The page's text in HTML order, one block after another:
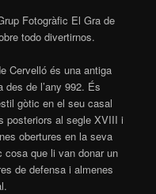
Fotogràfic El Gra de
todo divertirnos.
Cervelló és una antiga
des de l’any 992. És
gòtic en el seu casal
posteriors al segle XVIII i
obertures en la seva
cosa que li van donar un
de defensa i almenes